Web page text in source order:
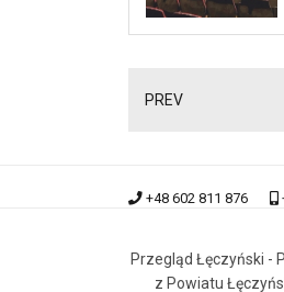
PREV
+48 602 811 876
Przegląd Łęczyński -
z Powiatu